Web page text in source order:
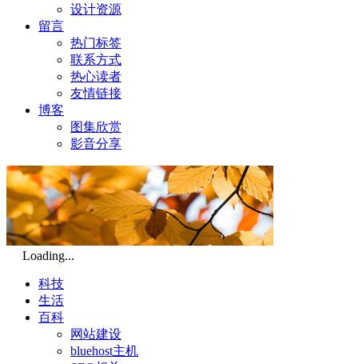
设计资源
留言
热门标签
联系方式
热心读者
友情链接
博客
图集欣赏
影音分享
Loading...
科技
生活
百科
网站建设
bluehost主机